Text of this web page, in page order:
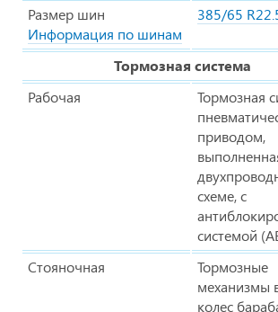
Размер шин
Информация по шинам
385/65
Тормозная система
Рабочая
Тормозная
приводом,
схеме, с
системой
Стояночная
Тормозные
механизмы
колес